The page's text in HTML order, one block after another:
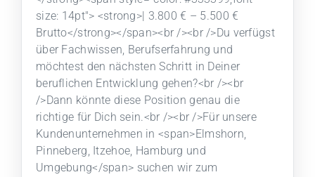
size: 14pt"> <strong>| 3.800 € – 5.500 €
Brutto</strong></span><br /><br />Du verfügst
über Fachwissen, Berufserfahrung und
möchtest den nächsten Schritt in Deiner
beruflichen Entwicklung gehen?<br /><br
/>Dann könnte diese Position genau die
richtige für Dich sein.<br /><br />Für unsere
Kundenunternehmen in <span>Elmshorn,
Pinneberg, Itzehoe, Hamburg und
Umgebung</span> suchen wir zum